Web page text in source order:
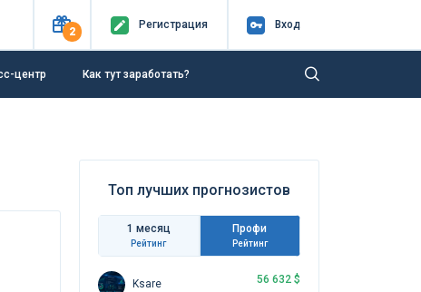
2
Регистрация Вход
центр Как тут заработать?
Топ лучших прогнозистов
1 месяц
Рейтинг
Профи
Рейтинг
Ksare 56 632 $